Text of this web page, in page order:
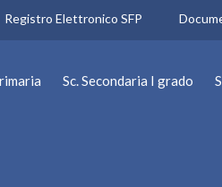
Registro Elettronico SFP
Sc. Secondaria I grado